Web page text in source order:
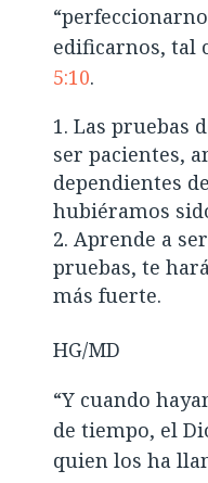
edificarnos, tal
5:10.
Las pruebas
ser pacientes,
dependientes
hubiéramos
Aprende a
pruebas, te
más fuerte.
HG/MD
“Y cuando
de tiempo, el
quien los ha